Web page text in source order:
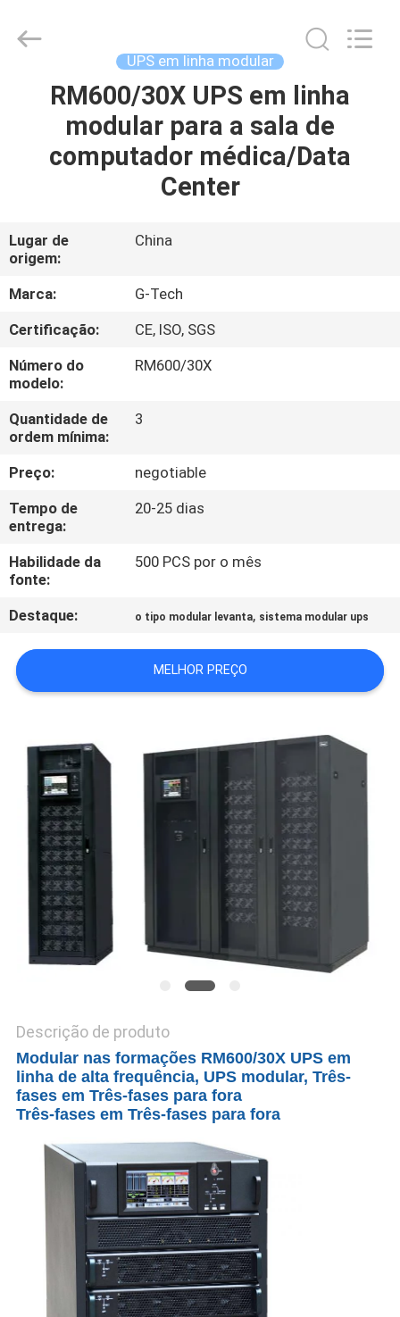
PARA
SOBRE
NÓS
VISITA
À
FÁBRICA
CONTROLE
DE
QUALIDADE
CONTACTE-
NOS
NOTÍCIAS
ORÇAMENTO
MAPA
SITE
POLÍTICA
DE
PRIVACIDADE
POWER
GROUP.
UPS em linha modular
RM600/30X UPS em linha
modular para a sala de
computador médica/Data
Center
Lugar de
origem:
China
Marca:
G-Tech
Certificação:
CE, ISO, SGS
Número do
modelo:
RM600/30X
Quantidade de
ordem mínima:
3
Preço:
negotiable
Tempo de
entrega:
20-25 dias
Habilidade da
fonte:
500 PCS por o mês
Destaque: o tipo modular levanta, sistema modular ups
MELHOR PREÇO
Descrição de produto
Modular nas formações RM600/30X UPS em
linha de alta frequência, UPS modular, Três-
fases em Três-fases para fora
Três-fases em Três-fases para fora